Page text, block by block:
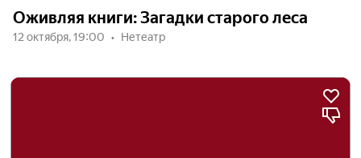
Оживляя книги: Загадки старого леса
12 октября, 19:00 Нетеатр